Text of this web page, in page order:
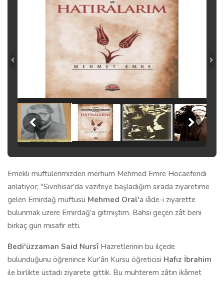
Emekli müftülerimizden merhum Mehmed Emre Hocaefendi
anlatıyor; "Sivrihisar'da vazifeye başladığım sırada ziyaretime
gelen Emirdağ müftüsü Mehmed Oral'a iâde-i ziyarette
bulunmak üzere Emirdağ'a gitmiştim. Bahsi geçen zât beni
birkaç gün misafir etti.
Bedi'üzzaman Said Nursî Hazretlerinin bu ilçede
bulunduğunu öğrenince Kur'ân Kursu öğreticisi Hafız İbrahim
ile birlikte üstadı ziyarete gittik. Bu muhterem zâtın ikâmet